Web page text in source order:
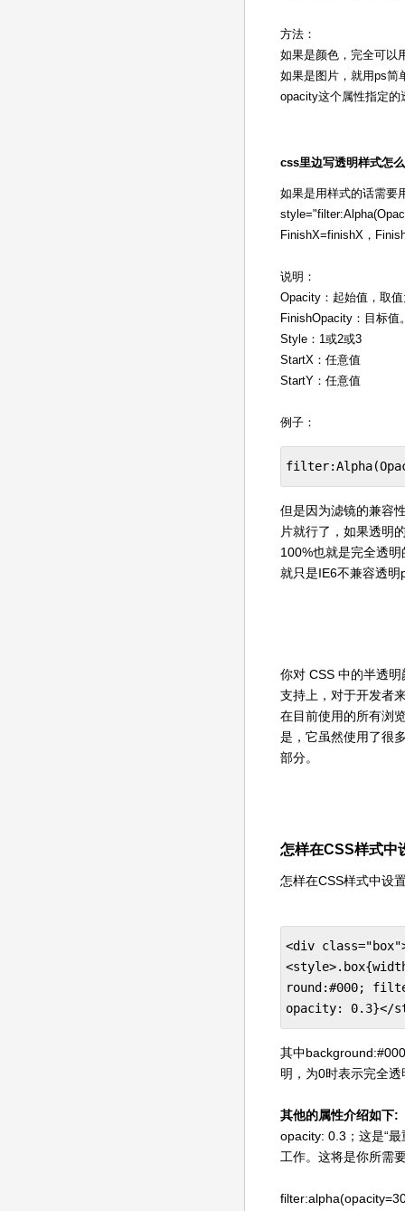
方法：
如果是颜色，完全可以
如果是图片，就用ps简
opacity这个属性指定的
css里边写透明样式怎
如果是用样式的话需要
FinishX=finishX，
说明：
Opacity：起始值，取
FinishOpacity：目标值
Style：1或2或3
StartX：任意值
StartY：任意值
例子：
但是因为滤镜的兼容
片就行了，如果透明
100%也就是完全透
就只是IE6不兼容透明
你对 CSS 中的半透
支持上，对于开发者
在目前使用的所有浏
是，它虽然使用了很
部分。
怎样在CSS样式中
怎样在CSS样式中设
<div
round:#000;
opacity: 0.3}</
其中
明，为0时表示完全透
其他的属性介绍如下:
opacity: 0.3；这是“
工作。这将是你所需